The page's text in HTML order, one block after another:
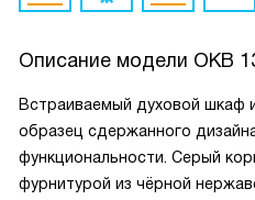
Описание модели OKB
Встраиваемый духовой шкаф
образец сдержанного
функциональности. Серый
фурнитурой из чёрной